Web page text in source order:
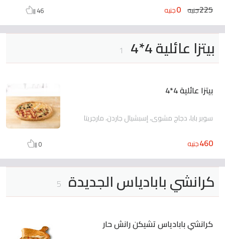
225جنيه 0جنيه 46
بيتزا عائلية 4*4 1
بيتزا عائلية 4*4
سوبر بابا، دجاج مشوي، إسبشيال جاردن، مارجريتا
460جنيه 0
كرانشي بابادياس الجديدة 5
كرانشي بابادياس تشيكن رانش حار